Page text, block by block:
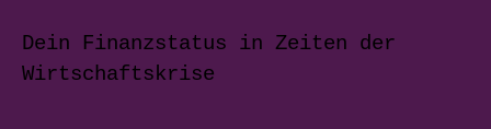
Dein Finanzstatus in Zeiten der
Wirtschaftskrise